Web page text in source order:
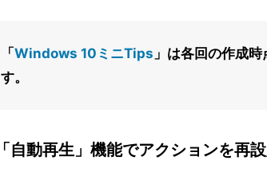
「 Windows 10ミニTips 」は各回の作成
す。
「自動再生」機能でアクションを再